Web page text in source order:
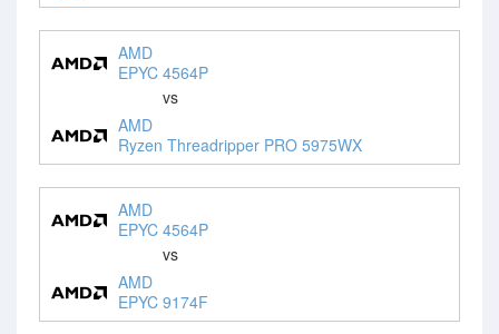
AMD
EPYC 4564P
vs
AMD
Ryzen Threadripper PRO 5975WX
AMD
EPYC 4564P
vs
AMD
EPYC 9174F